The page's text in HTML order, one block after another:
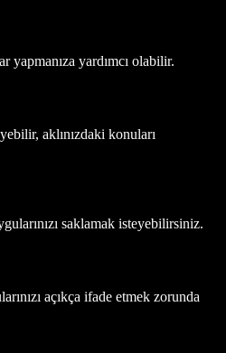
yapmanıza yardımcı olabilir.
aklınızdaki konuları
saklamak isteyebilirsiniz.
açıkça ifade etmek zorunda